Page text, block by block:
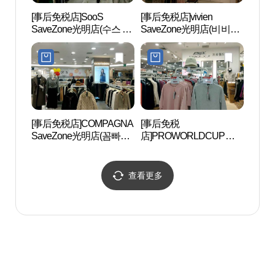
[事后免税店]SooS
SaveZone光明店(수스 세
이브존 광명점)
[事后免税店]vivien
SaveZone光明店(비비안
세이브존 광명점)
[事后免税店]COMPAGNA
SaveZone光明店(꼼빠니
[事后免税
店]PROWORLDCUP
드컵 세이브존 광명점)
查看更多